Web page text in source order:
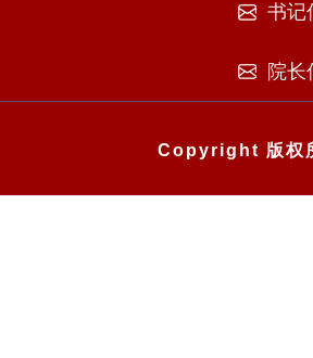
书记
院长
Copyright 版权